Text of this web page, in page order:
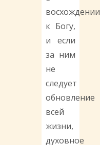
восхождении
к Богу,
и если
за ним
не
следует
обновление
всей
жизни,
духовное